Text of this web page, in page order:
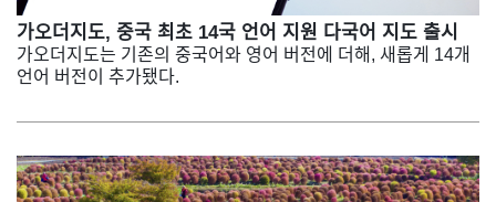
가오더지도, 중국 최초 14국 언어 지원 다국어 지도 출시
가오더지도는 기존의 중국어와 영어 버전에 더해, 새롭게 14개
언어 버전이 추가됐다.